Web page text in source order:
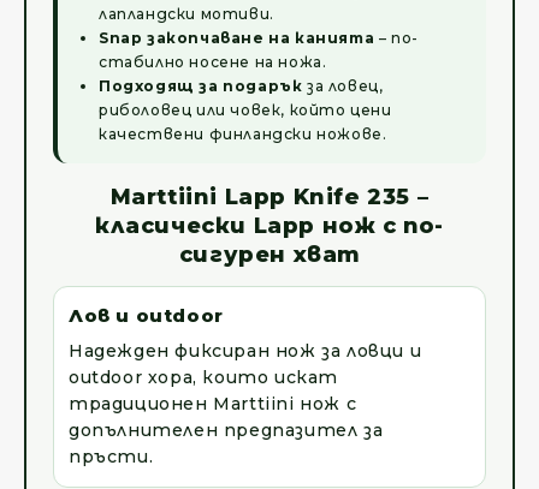
лапландски мотиви.
Snap закопчаване на канията – по-
стабилно носене на ножа.
Подходящ за подарък за ловец,
риболовец или човек, който цени
качествени финландски ножове.
Marttiini Lapp Knife 235 –
класически Lapp нож с по-
сигурен хват
Лов и outdoor
Надежден фиксиран нож за ловци и
outdoor хора, които искат
традиционен Marttiini нож с
допълнителен предпазител за
пръсти.